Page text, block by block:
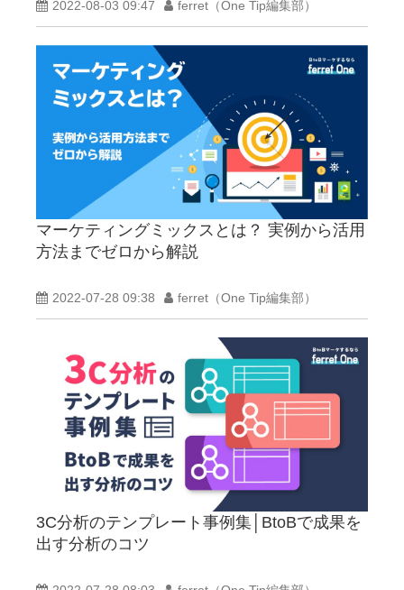
2022-08-03 09:47 ferret（One Tip編集部）
マーケティングミックスとは？ 実例から活用
方法までゼロから解説
2022-07-28 09:38 ferret（One Tip編集部）
3C分析のテンプレート事例集│BtoBで成果を
出す分析のコツ